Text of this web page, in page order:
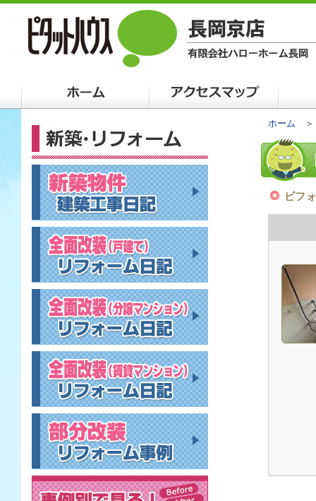
ホーム
ビフ